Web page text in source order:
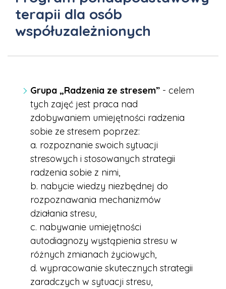
terapii dla osób
współuzależnionych
Grupa „Radzenia ze stresem” - celem
tych zajęć jest praca nad
zdobywaniem umiejętności radzenia
sobie ze stresem poprzez:
a. rozpoznanie swoich sytuacji
stresowych i stosowanych strategii
radzenia sobie z nimi,
b. nabycie wiedzy niezbędnej do
rozpoznawania mechanizmów
działania stresu,
c. nabywanie umiejętności
autodiagnozy wystąpienia stresu w
różnych zmianach życiowych,
d. wypracowanie skutecznych strategii
zaradczych w sytuacji stresu,